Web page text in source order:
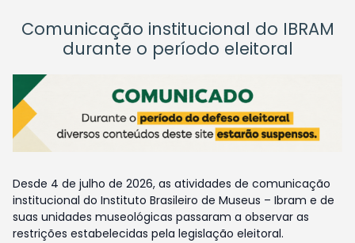
Comunicação institucional do IBRAM
durante o período eleitoral
Desde 4 de julho de 2026, as atividades de comunicação
institucional do Instituto Brasileiro de Museus – Ibram e de
suas unidades museológicas passaram a observar as
restrições estabelecidas pela legislação eleitoral.